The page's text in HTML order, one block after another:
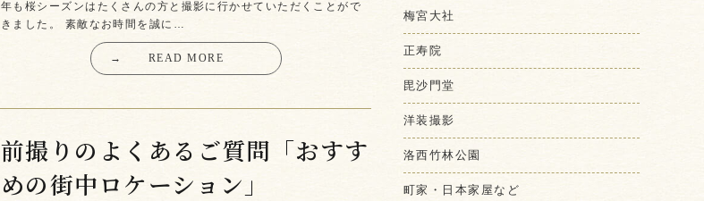
年も桜シーズンはたくさんの方と撮影に行かせていただくことがで
きました。 素敵なお時間を誠に…
→ READ MORE
前撮りのよくあるご質問「おすす
めの街中ロケーション」
梅宮大社
正寿院
毘沙門堂
洋装撮影
洛西竹林公園
町家・日本家屋など